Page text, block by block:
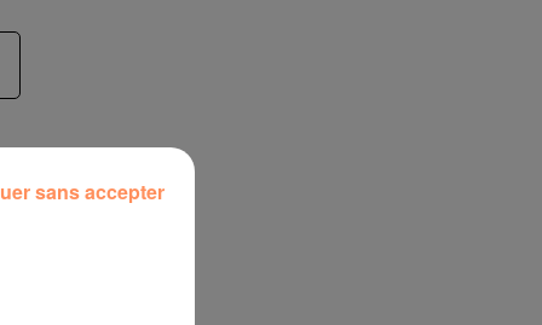
sans accepter